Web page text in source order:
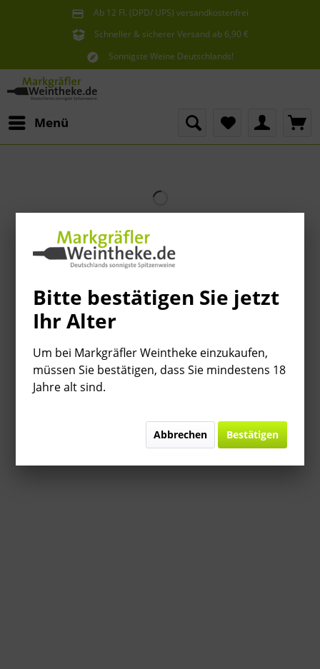
Ab 12 Fl. (DPD/ UPS) versandkostenfrei
innerhalb Deutschlands
Schneller & sicherer Versand ab 6,90 €
Sie erreichen uns unter der Tel: 07621 1685286
Sonnigste Weine Deutschlands!
Menü
Bitte bestätigen Sie jetzt
Ihr Alter
Um bei Markgräfler Weintheke einzukaufen,
müssen Sie bestätigen, dass Sie mindestens 18
Jahre alt sind.
Abbrechen Bestätigen